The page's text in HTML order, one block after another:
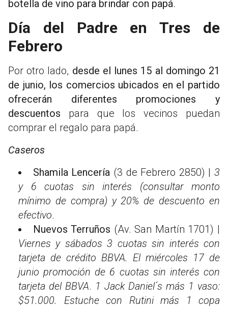
botella de vino para brindar con papá.
Día del Padre en Tres de
Febrero
Por otro lado, desde el lunes 15 al domingo 21
de junio, los comercios ubicados en el partido
ofrecerán diferentes promociones y
descuentos para que los vecinos puedan
comprar el regalo para papá.
Caseros
Shamila Lencería (3 de Febrero 2850) | 3
y 6 cuotas sin interés (consultar monto
mínimo de compra) y 20% de descuento en
efectivo.
Nuevos Terruños (Av. San Martín 1701) |
Viernes y sábados 3 cuotas sin interés con
tarjeta de crédito BBVA. El miércoles 17 de
junio promoción de 6 cuotas sin interés con
tarjeta del BBVA. 1 Jack Daniel´s más 1 vaso:
$51.000. Estuche con Rutini más 1 copa